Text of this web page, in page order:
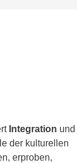
Integration und
der kulturellen
erproben,